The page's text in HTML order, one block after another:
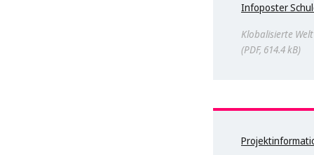
Infoposter
Klobalisierte Welt
PDF, 614.4 kB